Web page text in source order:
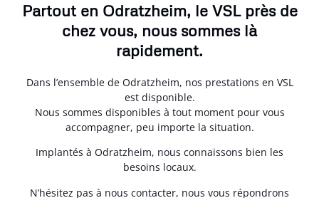
Partout en Odratzheim, le VSL près de
chez vous, nous sommes là
rapidement.
Dans l’ensemble de Odratzheim, nos prestations en VSL
est disponible.
Nous sommes disponibles à tout moment pour vous
accompagner, peu importe la situation.
Implantés à Odratzheim, nous connaissons bien les
besoins locaux.
N’hésitez pas à nous contacter, nous vous répondrons